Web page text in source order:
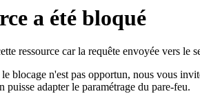
a été bloqué
ressource car la requête envoyée vers le
blocage n'est pas opportun, nous vous
adapter le paramétrage du pare-feu.